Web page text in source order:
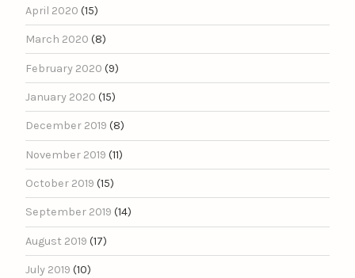
April 2020 (15)
March 2020 (8)
February 2020 (9)
January 2020 (15)
December 2019 (8)
November 2019 (11)
October 2019 (15)
September 2019 (14)
August 2019 (17)
July 2019 (10)